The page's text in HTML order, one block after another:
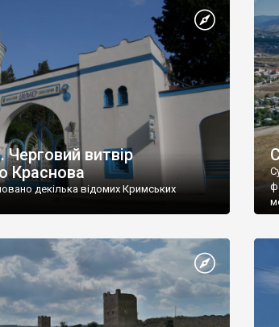
витвір
Краснова
декілька відомих Кримських